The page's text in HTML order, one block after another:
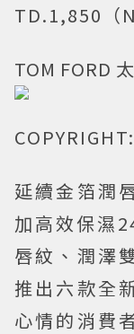
TD.1,850（
TOM FORD
延續金箔潤
加高效保濕
唇紋、潤澤
推出六款全
心情的消費